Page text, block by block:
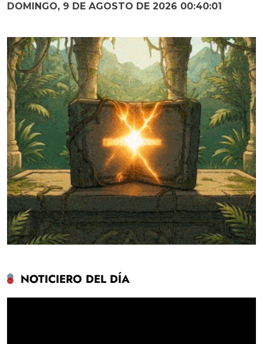
DOMINGO, 9 DE AGOSTO DE 2026 00:40:02
NOTICIERO DEL DÍA